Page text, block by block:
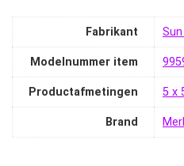
Fabrikant
Modelnummer item
Productafmetingen ‎5 x
Brand